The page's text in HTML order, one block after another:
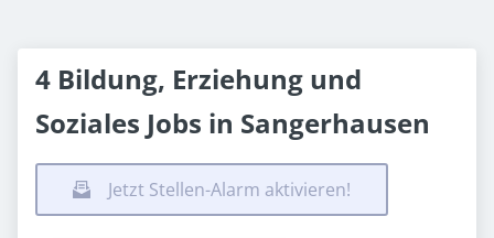
4 Bildung, Erziehung und
Soziales Jobs in Sangerhausen
Jetzt Stellen-Alarm aktivieren!